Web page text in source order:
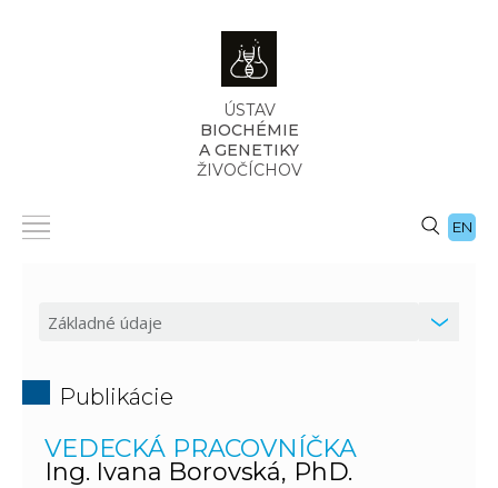
ÚSTAV
BIOCHÉMIE
A GENETIKY
ŽIVOČÍCHOV
EN
Publikácie
VEDECKÁ PRACOVNÍČKA
Ing. Ivana Borovská, PhD.